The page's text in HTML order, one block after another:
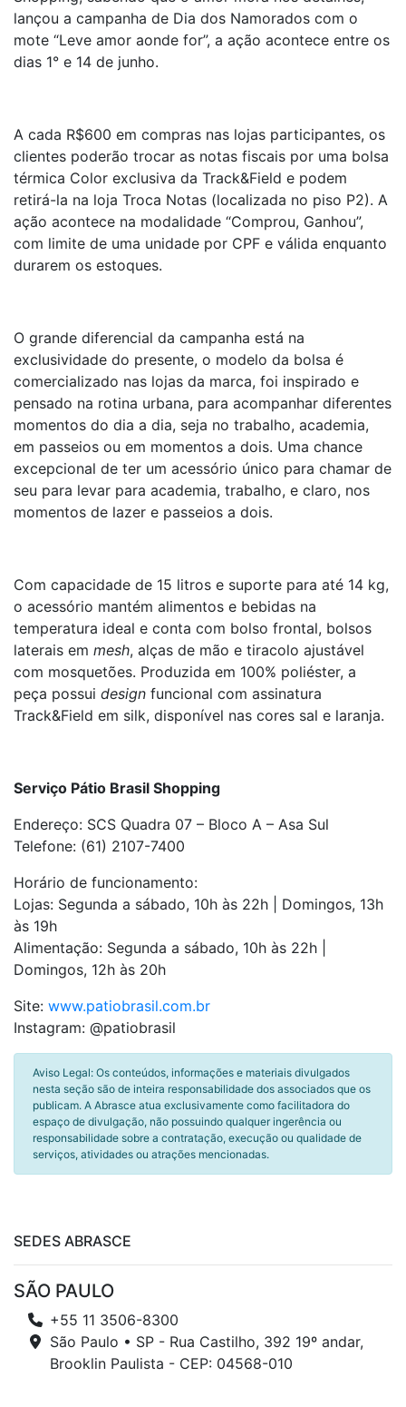
lançou a campanha de Dia dos Namorados com o
mote “Leve amor aonde for”, a ação acontece entre os
dias 1° e 14 de junho.
A cada R$600 em compras nas lojas participantes, os
clientes poderão trocar as notas fiscais por uma bolsa
térmica Color exclusiva da Track&Field e podem
retirá-la na loja Troca Notas (localizada no piso P2). A
ação acontece na modalidade “Comprou, Ganhou”,
com limite de uma unidade por CPF e válida enquanto
durarem os estoques.
O grande diferencial da campanha está na
exclusividade do presente, o modelo da bolsa é
comercializado nas lojas da marca, foi inspirado e
pensado na rotina urbana, para acompanhar diferentes
momentos do dia a dia, seja no trabalho, academia,
em passeios ou em momentos a dois. Uma chance
excepcional de ter um acessório único para chamar de
seu para levar para academia, trabalho, e claro, nos
momentos de lazer e passeios a dois.
Com capacidade de 15 litros e suporte para até 14 kg,
o acessório mantém alimentos e bebidas na
temperatura ideal e conta com bolso frontal, bolsos
laterais em mesh, alças de mão e tiracolo ajustável
com mosquetões. Produzida em 100% poliéster, a
peça possui design funcional com assinatura
Track&Field em silk, disponível nas cores sal e laranja.
Serviço Pátio Brasil Shopping
Endereço: SCS Quadra 07 – Bloco A – Asa Sul
Telefone: (61) 2107-7400
Horário de funcionamento:
Lojas: Segunda a sábado, 10h às 22h | Domingos, 13h
às 19h
Alimentação: Segunda a sábado, 10h às 22h |
Domingos, 12h às 20h
Site: www.patiobrasil.com.br
Instagram: @patiobrasil
Aviso Legal: Os conteúdos, informações e materiais divulgados
nesta seção são de inteira responsabilidade dos associados que os
publicam. A Abrasce atua exclusivamente como facilitadora do
espaço de divulgação, não possuindo qualquer ingerência ou
responsabilidade sobre a contratação, execução ou qualidade de
serviços, atividades ou atrações mencionadas.
SEDES ABRASCE
SÃO PAULO
+55 11 3506-8300
São Paulo • SP - Rua Castilho, 392 19º andar,
Brooklin Paulista - CEP: 04568-010